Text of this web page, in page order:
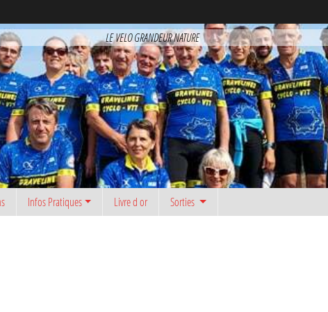
LE VELO GRANDEUR NATURE
Infos Pratiques Livre d or Sorties